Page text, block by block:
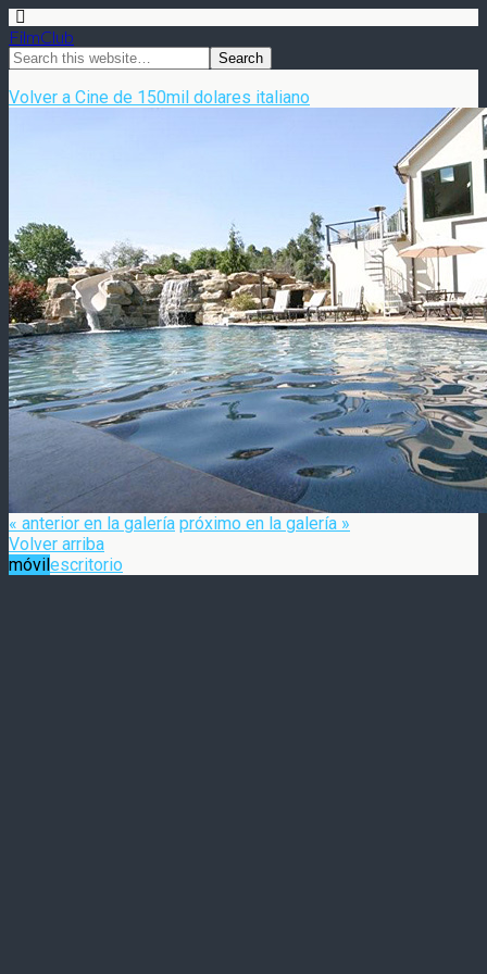
FilmClub
Volver a Cine de 150mil dolares italiano
« anterior en la galería próximo en la galería »
Volver arriba
móvilescritorio